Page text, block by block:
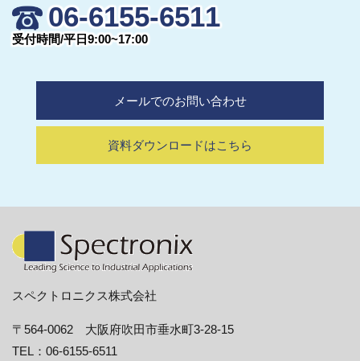
06-6155-6511
受付時間/平日9:00~17:00
メールでのお問い合わせ
資料ダウンロードはこちら
スペクトロニクス株式会社
〒564-0062 大阪府吹田市垂水町3-28-15
TEL：06-6155-6511